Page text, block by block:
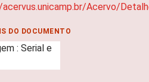
Acervo/
DO DOCUMENTO